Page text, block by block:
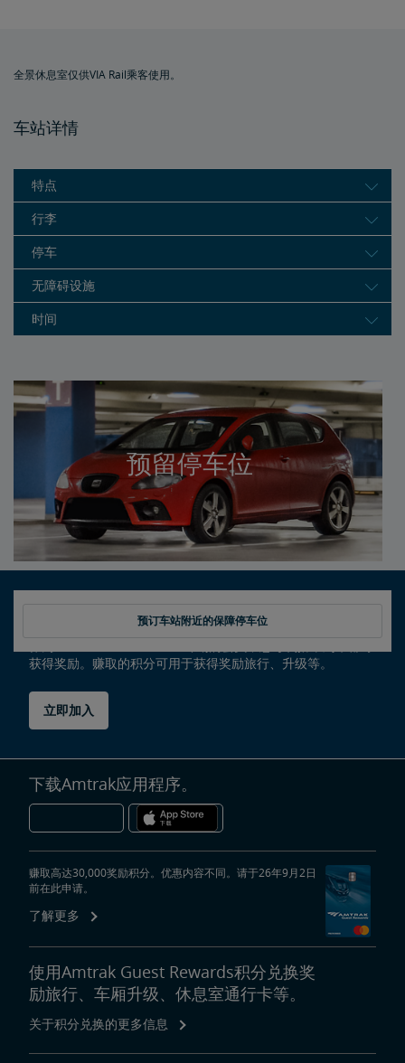
全景休息室仅供VIA Rail乘客使用。
车站详情
特点
行李
停车
无障碍设施
时间
预留停车位
预订车站附近的保障停车位
获得奖励。赚取的积分可用于获得奖励旅行、升级等。
立即加入
下载Amtrak应用程序。
赚取高达30,000奖励积分。优惠内容不同。请于26年9月2日
前在此申请。
了解更多
使用Amtrak Guest Rewards积分兑换奖
励旅行、车厢升级、休息室通行卡等。
关于积分兑换的更多信息